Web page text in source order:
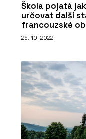
Škola pojatá
určovat další
francouzské
26. 10. 2022